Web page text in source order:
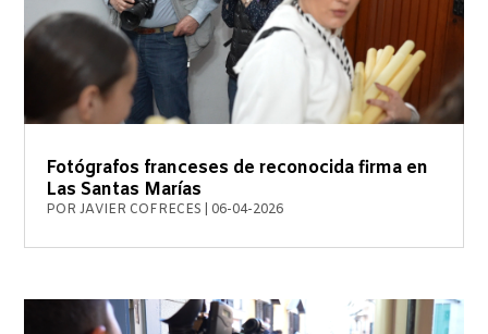
Fotógrafos franceses de reconocida firma en
Las Santas Marías
PORJAVIER COFRECES 06-04-2026